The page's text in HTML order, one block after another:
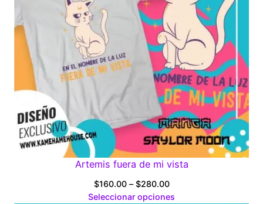
Artemis fuera de mi vista
$160.00 – $280.00Price
range:
Seleccionar opciones